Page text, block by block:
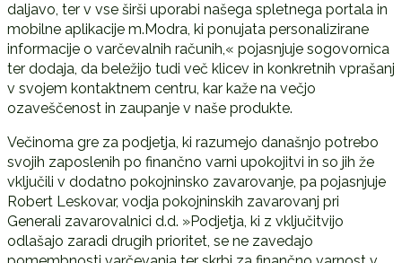
daljavo, ter v vse širši uporabi našega spletnega portala in
mobilne aplikacije m.Modra, ki ponujata personalizirane
informacije o varčevalnih računih,« pojasnjuje sogovornica
ter dodaja, da beležijo tudi več klicev in konkretnih vprašanj
v svojem kontaktnem centru, kar kaže na večjo
ozaveščenost in zaupanje v naše produkte.
Večinoma gre za podjetja, ki razumejo današnjo potrebo
svojih zaposlenih po finančno varni upokojitvi in so jih že
vključili v dodatno pokojninsko zavarovanje, pa pojasnjuje
Robert Leskovar, vodja pokojninskih zavarovanj pri
Generali zavarovalnici d.d. »Podjetja, ki z vključitvijo
odlašajo zaradi drugih prioritet, se ne zavedajo